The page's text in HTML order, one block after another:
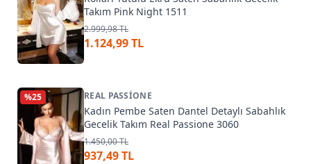
Takım Pink Night 1511
2.999,98 TL
1.124,99 TL
%25 REAL PASSIONE
Kadın Pembe Saten Dantel Detaylı Sabahlık
Gecelik Takım Real Passione 3060
1.450,00 TL
937,49 TL